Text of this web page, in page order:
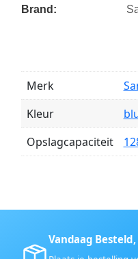
Brand:
Merk
Kleur
Opslagcapaciteit
Vandaag